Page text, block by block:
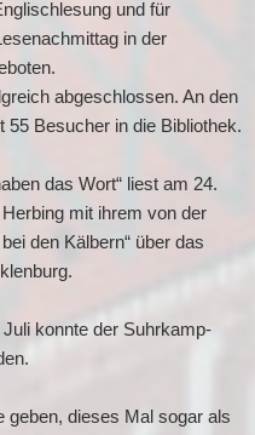
und für
in der
abgeschlossen. An den
Besucher in die Bibliothek.
das Wort“ liest am 24.
mit ihrem von der
den Kälbern“ über das
konnte der Suhrkamp-
geben, dieses Mal sogar als